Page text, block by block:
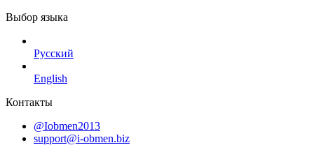
Выбор языка
Русский
English
Контакты
@Iobmen2013
support@i-obmen.biz